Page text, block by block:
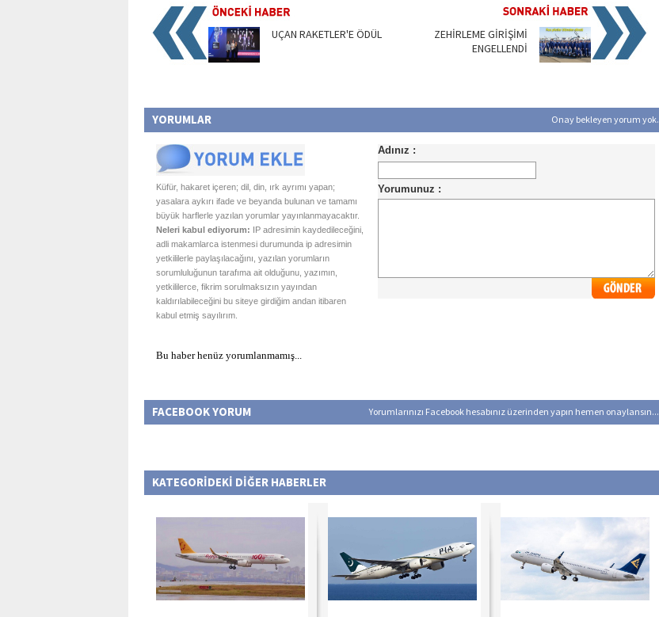
UÇAN RAKETLER'E ÖDÜL
ZEHİRLEME GİRİŞİMİ
ENGELLENDİ
YORUMLAR Onay bekleyen yorum yok.
Küfür, hakaret içeren; dil, din, ırk ayrımı yapan;
yasalara aykırı ifade ve beyanda bulunan ve tamamı
büyük harflerle yazılan yorumlar yayınlanmayacaktır.
Neleri kabul ediyorum: IP adresimin kaydedileceğini,
adli makamlarca istenmesi durumunda ip adresimin
yetkililerle paylaşılacağını, yazılan yorumların
sorumluluğunun tarafıma ait olduğunu, yazımın,
yetkililerce, fikrim sorulmaksızın yayından
kaldırılabileceğini bu siteye girdiğim andan itibaren
kabul etmiş sayılırım.
Bu haber henüz yorumlanmamış...
FACEBOOK YORUM Yorumlarınızı Facebook hesabınız üzerinden yapın hemen onaylansın...
KATEGORİDEKİ DİĞER HABERLER